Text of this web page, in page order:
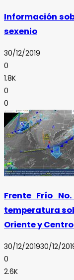
Información
sexenio
30/12/2019
0
1.8K
0
0
Frente Frío
temperatura
Oriente y
30/12/201930/12/
0
2.6K